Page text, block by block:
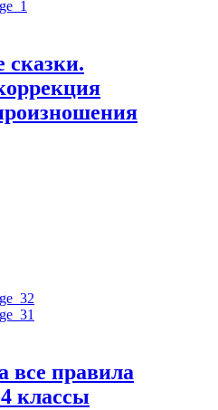
все правила
классы